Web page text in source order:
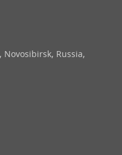
Novosibirsk, Russia,